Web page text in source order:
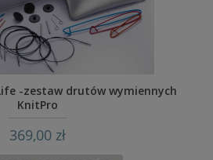
-zestaw drutów wymiennych
KnitPro
369,00 zł